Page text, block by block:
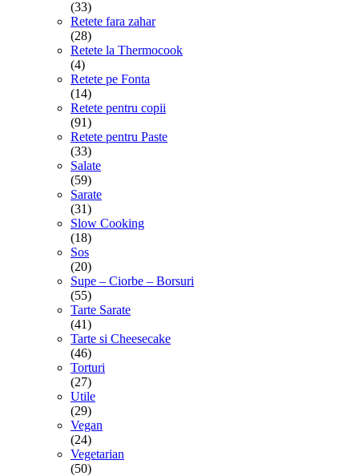
(33)
Retete fara zahar
(28)
Retete la Thermocook
(4)
Retete pe Fonta
(14)
Retete pentru copii
(91)
Retete pentru Paste
(33)
Salate
(59)
Sarate
(31)
Slow Cooking
(18)
Sos
(20)
Supe – Ciorbe – Borsuri
(55)
Tarte Sarate
(41)
Tarte si Cheesecake
(46)
Torturi
(27)
Utile
(29)
Vegan
(24)
Vegetarian
(50)